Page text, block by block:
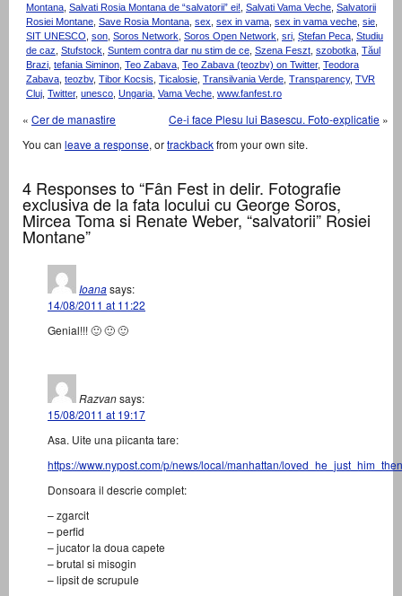
Montana, Salvati Rosia Montana de “salvatorii” ei!, Salvati Vama Veche, Salvatorii
Rosiei Montane, Save Rosia Montana, sex, sex in vama, sex in vama veche, sie,
SIT UNESCO, son, Soros Network, Soros Open Network, sri, Ștefan Peca, Studiu
de caz, Stufstock, Suntem contra dar nu stim de ce, Szena Feszt, szobotka, Tăul
Brazi, tefania Siminon, Teo Zabava, Teo Zabava (teozbv) on Twitter, Teodora
Zabava, teozbv, Tibor Kocsis, Ticalosie, Transilvania Verde, Transparency, TVR
Cluj, Twitter, unesco, Ungaria, Vama Veche, www.fanfest.ro
« Cer de manastire Ce-i face Plesu lui Basescu. Foto-explicatie »
You can leave a response, ortrackbackfrom your own site.
4 Responses to “Fân Fest in delir. Fotografie
exclusiva de la fata locului cu George Soros,
Mircea Toma si Renate Weber, “salvatorii” Rosiei
Montane”
Ioanasays:
14/08/2011 at 11:22
Genial!!! 🙂 🙂 🙂
Razvansays:
15/08/2011 at 19:17
Asa. Uite una piicanta tare:
https://www.nypost.com/p/news/local/manhattan/
Donsoara il descrie complet:
– zgarcit
– perfid
– jucator la doua capete
– brutal si misogin
– lipsit de scrupule